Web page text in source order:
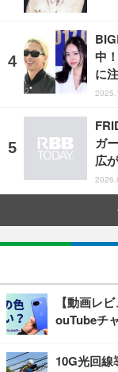
中
に
ガ
広
【動画レ
ouTubeチ
10G光回線